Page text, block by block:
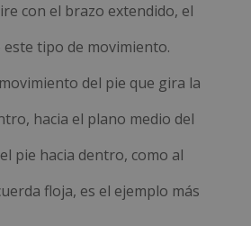
con el brazo extendido, el
tipo de movimiento.
del pie que gira la
hacia el plano medio del
pie hacia dentro, como al
floja, es el ejemplo más